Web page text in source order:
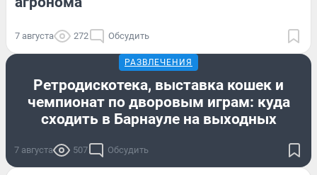
7 августа 272 Обсудить
РАЗВЛЕЧЕНИЯ
Ретродискотека, выставка кошек и
чемпионат по дворовым играм: куда
сходить в Барнауле на выходных
7 августа 507 Обсудить